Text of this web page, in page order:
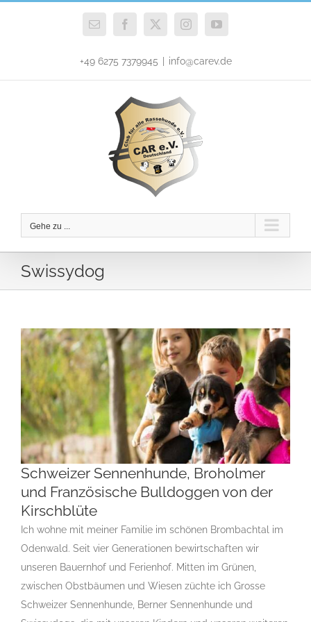
E-
Facebook
X InstagramYouTube
+49 6275 7379945 info@carev.de
Gehe zu ...
Swissydog
Schweizer Sennenhunde, Broholmer und
Französische Bulldoggen von der Kirschblüte
Berner Sennenhund
Sektion 3 Gruppe 2-Sektion 3 Züchter Berner Sennenhund
Gruppe 2-Sektion 3 Züchter Großer Schweizer Sennenhund
Gruppe 2-Sektion 3-Berner Sennenhund Gruppe 2-Sektion 3-
Swissydog
Schweizer Sennenhunde, Broholmer
und Französische Bulldoggen von der
Kirschblüte
Ich wohne mit meiner Familie im schönen Brombachtal im
Odenwald. Seit vier Generationen bewirtschaften wir
unseren Bauernhof und Ferienhof. Mitten im Grünen,
zwischen Obstbäumen und Wiesen züchte ich Grosse
Schweizer Sennenhunde, Berner Sennenhunde und